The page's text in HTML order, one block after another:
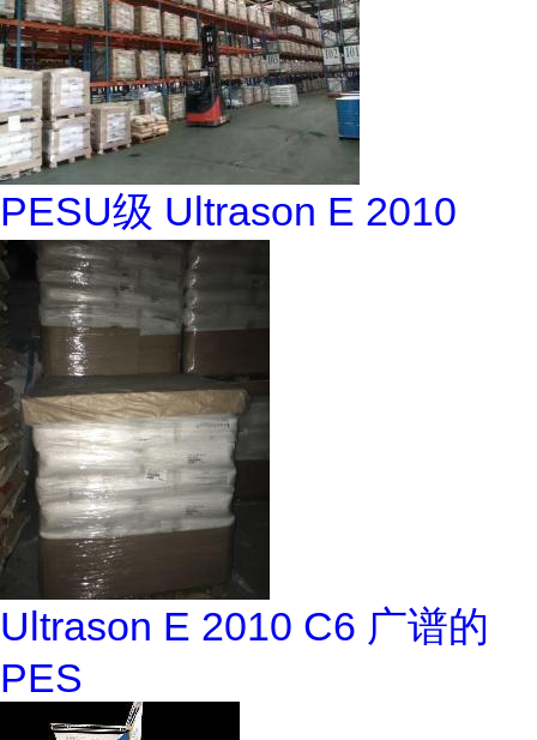
PESU级 Ultrason E 2010
Ultrason E 2010 C6 广谱的
PES